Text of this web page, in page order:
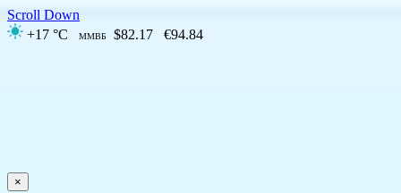
Scroll Down
+17 °C
ММВБ $82.17 €94.84
×